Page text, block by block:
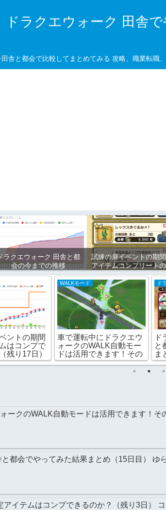
ドラクエウォーク 田舎
舎と都会で比較してまとめてみる 攻略、職業転
ラクエウォーク 田舎と都
会の今までの推移
試練の扉イベントの期
アイテムコンプリート
的攻略方法をまとめま
計算ツールもありま
ントの期間
はコンプで
残り17日）
WALKモード
車で運転中にドラクエウ
ォークのWALK自動モー
ドは活用できます！その
方法は…
ド
ド
と
ま
の
ークのWALK自動モードは活用できます！そ
と都会でやってみた結果まとめ（15日目） ゆ
アイテムはコンプできるのか？（残り3日） コ